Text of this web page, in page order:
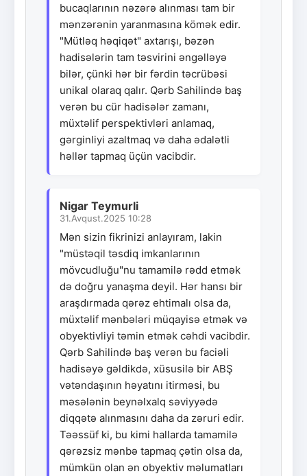
bucaqlarının nəzərə alınması tam bir
mənzərənin yaranmasına kömək edir.
"Mütləq həqiqət" axtarışı, bəzən
hadisələrin tam təsvirini əngəlləyə
bilər, çünki hər bir fərdin təcrübəsi
unikal olaraq qalır. Qərb Sahilində baş
verən bu cür hadisələr zamanı,
müxtəlif perspektivləri anlamaq,
gərginliyi azaltmaq və daha ədalətli
həllər tapmaq üçün vacibdir.
Nigar Teymurli
31.Avqust.2025 10:28
Mən sizin fikrinizi anlayıram, lakin
"müstəqil təsdiq imkanlarının
mövcudluğu"nu tamamilə rədd etmək
də doğru yanaşma deyil. Hər hansı bir
araşdırmada qərəz ehtimalı olsa da,
müxtəlif mənbələri müqayisə etmək və
obyektivliyi təmin etmək cəhdi vacibdir.
Qərb Sahilində baş verən bu faciəli
hadisəyə gəldikdə, xüsusilə bir ABŞ
vətəndaşının həyatını itirməsi, bu
məsələnin beynəlxalq səviyyədə
diqqətə alınmasını daha da zəruri edir.
Təəssüf ki, bu kimi hallarda tamamilə
qərəzsiz mənbə tapmaq çətin olsa da,
mümkün olan ən obyektiv məlumatları